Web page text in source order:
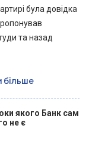
була довідка
та назад
більше
якого Банк сам
не є